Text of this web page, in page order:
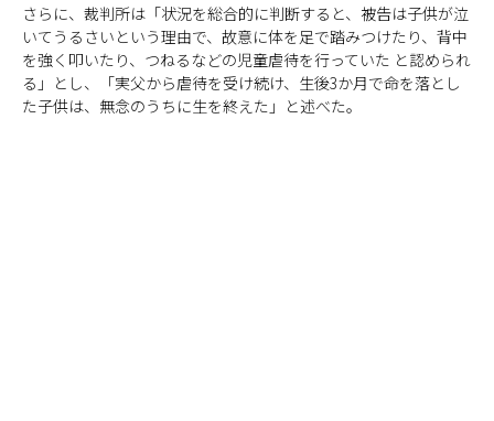
さらに、裁判所は「状況を総合的に判断すると、被告は子供が泣
いてうるさいという理由で、故意に体を足で踏みつけたり、背中
を強く叩いたり、つねるなどの児童虐待を行っていた と認められ
る」とし、「実父から虐待を受け続け、生後3か月で命を落とし
た子供は、無念のうちに生を終えた」と述べた。